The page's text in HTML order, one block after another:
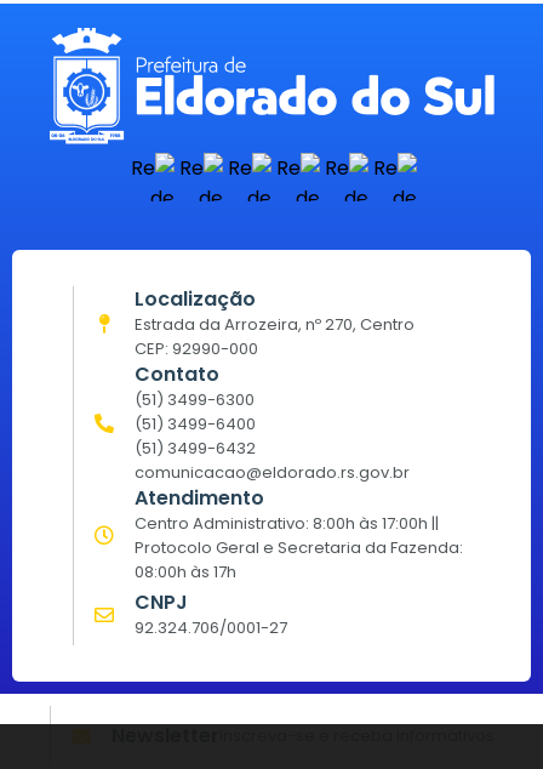
Localização
Estrada da Arrozeira, nº 270, Centro
CEP: 92990-000
Contato
(51) 3499-6300
(51) 3499-6400
(51) 3499-6432
comunicacao@eldorado.rs.gov.br
Atendimento
Centro Administrativo: 8:00h às 17:00h ||
Protocolo Geral e Secretaria da Fazenda:
08:00h às 17h
CNPJ
92.324.706/0001-27